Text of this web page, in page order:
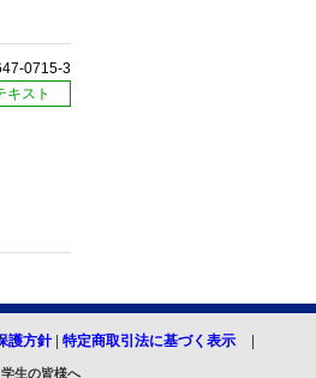
0715-3
キスト
護方針| 特定商取引法に基づく表示
生の皆様へ